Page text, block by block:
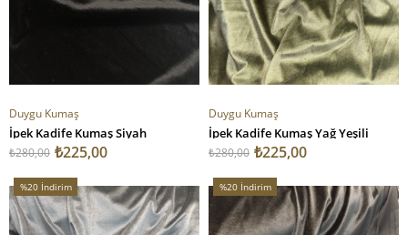
Duygu Kumaş
İpek Kadife Kumaş Siyah
₺225,00
₺280,00
Duygu Kumaş
İpek Kadife Kumaş Yağ Yeşili
₺225,00
₺280,00
%20 İndirim
%20İndirim
%20 İndirim
%20İndirim